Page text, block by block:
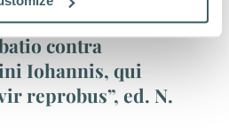
Francisci de
contra
Iohannis, qui
reprobus”, ed. N.